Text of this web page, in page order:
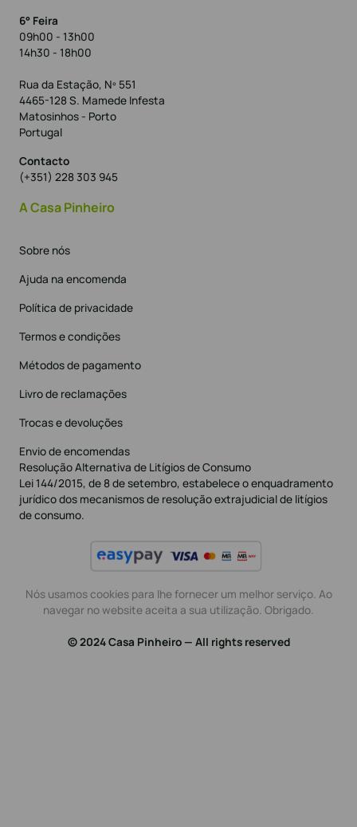
6° Feira
09h00 - 13h00
14h30 - 18h00
Rua da Estação, Nº 551
4465-128 S. Mamede Infesta
Matosinhos - Porto
Portugal
Contacto
(+351) 228 303 945
A Casa Pinheiro
Sobre nós
Ajuda na encomenda
Política de privacidade
Termos e condições
Métodos de pagamento
Livro de reclamações
Trocas e devoluções
Envio de encomendas
Resolução Alternativa de Litígios de Consumo
Lei 144/2015, de 8 de setembro, estabelece o enquadramento
jurídico dos mecanismos de resolução extrajudicial de litígios
de consumo.
Nós usamos cookies para lhe fornecer um melhor serviço. Ao
navegar no website aceita a sua utilização. Obrigado.
© 2024 Casa Pinheiro — All rights reserved